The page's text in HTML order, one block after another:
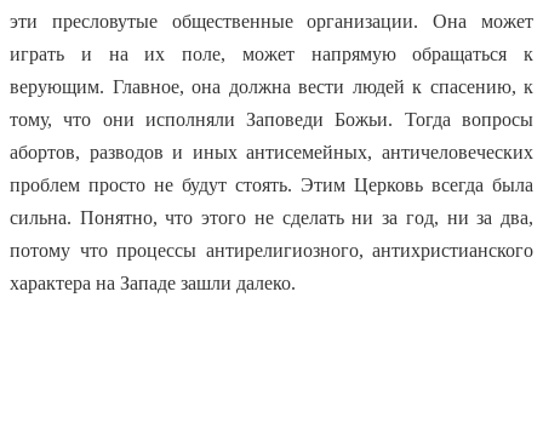
эти пресловутые общественные организации. Она может
играть и на их поле, может напрямую обращаться к
верующим. Главное, она должна вести людей к спасению, к
тому, что они исполняли Заповеди Божьи. Тогда вопросы
абортов, разводов и иных антисемейных, античеловеческих
проблем просто не будут стоять. Этим Церковь всегда была
сильна. Понятно, что этого не сделать ни за год, ни за два,
потому что процессы антирелигиозного, антихристианского
характера на Западе зашли далеко.